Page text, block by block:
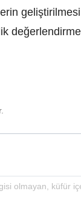
geliştirilmesi